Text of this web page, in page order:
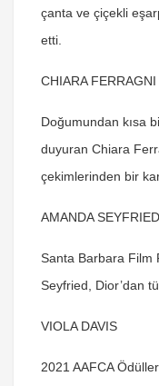
çanta ve çiçekli
etti.
CHIARA FERRAGNI
Doğumundan kısa
duyuran Chiara
çekimlerinden bir
AMANDA SEYFRIED
Santa Barbara Film
Seyfried, Dior’dan
VIOLA DAVIS
2021 AAFCA